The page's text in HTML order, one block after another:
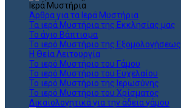
Ιερά Μυστήρια
Άρθρα για τα Ιερά Μυστήρια
Τα ιερά Μυστήρια της Εκκλησίας μας
Το άγιο Βάπτισμα
Το ιερό Μυστήριο της Εξομολογήσεως
Η Θεία Λειτουργία
Το ιερό Μυστήριο του Γάμου
Το ιερό Μυστήριο του Ευχελαίου
Το ιερό Μυστήριο της Ιερωσύνης
Το ιερό Μυστήριο του Χρίσματος
Δικαιολογητικά για την άδεια γάμου